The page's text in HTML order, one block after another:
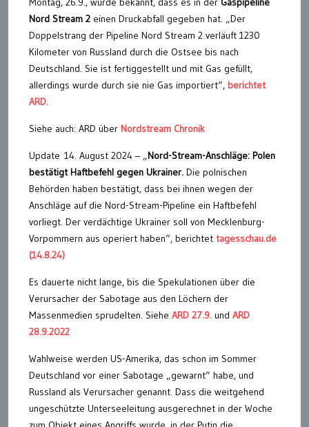
Nord Stream 2 einen Druckabfall gegeben hat. „Der
Doppelstrang der Pipeline Nord Stream 2 verläuft 1230
Kilometer von Russland durch die Ostsee bis nach
Deutschland. Sie ist fertiggestellt und mit Gas gefüllt,
allerdings wurde durch sie nie Gas importiert“, berichtet
ARD.
Siehe auch: ARD über Nordstream Chronik
Update 14. August 2024 – „Nord-Stream-Anschläge: Polen
bestätigt Haftbefehl gegen Ukrainer. Die polnischen
Behörden haben bestätigt, dass bei ihnen wegen der
Anschläge auf die Nord-Stream-Pipeline ein Haftbefehl
vorliegt. Der verdächtige Ukrainer soll von Mecklenburg-
Vorpommern aus operiert haben“, berichtet tagesschau.de
(14.8.24)
Es dauerte nicht lange, bis die Spekulationen über die
Verursacher der Sabotage aus den Löchern der
Massenmedien sprudelten. Siehe ARD 27.9. und ARD
28.9.2022
Wahlweise werden US-Amerika, das schon im Sommer
Deutschland vor einer Sabotage „gewarnt“ habe, und
Russland als Verursacher genannt. Dass die weitgehend
ungeschützte Unterseeleitung ausgerechnet in der Woche